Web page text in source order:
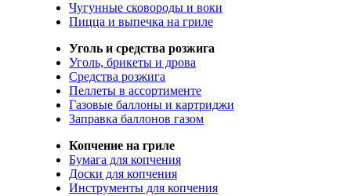
Чугунные сковороды и воки
Пицца и выпечка на гриле
Уголь и средства розжига
Уголь, брикеты и дрова
Средства розжига
Пеллеты в ассортименте
Газовые баллоны и картриджи
Заправка баллонов газом
Копчение на гриле
Бумага для копчения
Доски для копчения
Инструменты для копчения